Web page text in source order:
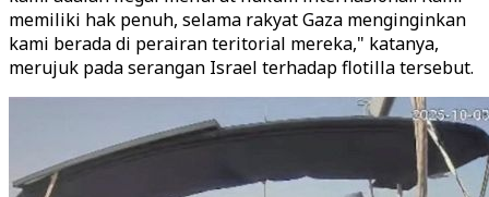
memiliki hak penuh, selama rakyat Gaza menginginkan
kami berada di perairan teritorial mereka," katanya,
merujuk pada serangan Israel terhadap flotilla tersebut.